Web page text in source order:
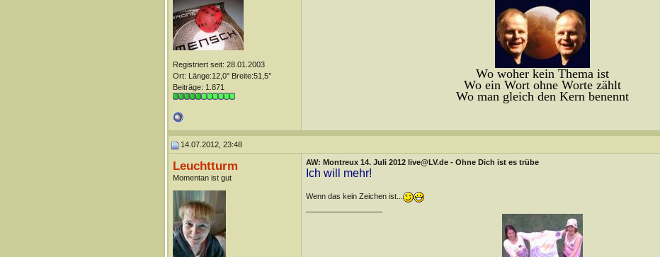
Registriert seit: 28.01.2003
Ort: Länge:12,0° Breite:51,5°
Beiträge: 1.871
Wo woher kein Thema ist
Wo ein Wort ohne Worte zählt
Wo man gleich den Kern benennt
14.07.2012, 23:48
Leuchtturm
Momentan ist gut
AW: Montreux 14. Juli 2012 live@LV.de - Ohne Dich ist es trübe
Ich will mehr!
Wenn das kein Zeichen ist...